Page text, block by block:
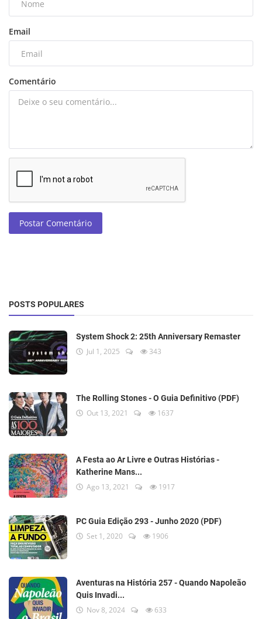
Email
Comentário
Postar Comentário
POSTS POPULARES
System Shock 2: 25th Anniversary Remaster
Jul 1, 2025 343
The Rolling Stones - O Guia Definitivo (PDF)
Out 13, 2021 1637
A Festa ao Ar Livre e Outras Histórias -
Katherine Mans...
Ago 13, 2021 1917
PC Guia Edição 293 - Junho 2020 (PDF)
Set 1, 2020 1906
Aventuras na História 257 - Quando Napoleão
Quis Invadi...
Nov 8, 2024 633